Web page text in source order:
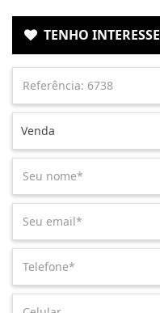
TENHO INTERESSE
Venda